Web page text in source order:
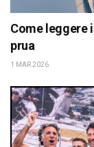
Come leggere
prua
1 MAR 2026